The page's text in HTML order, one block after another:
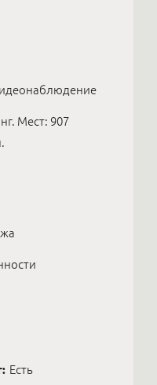
Мест: 907
Есть